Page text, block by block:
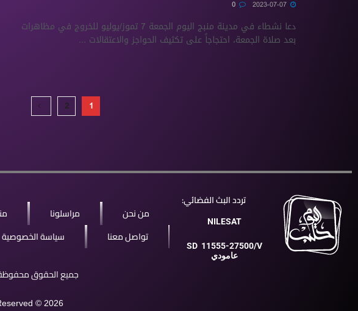
دعا نشطاء في مدينة منبج اليوم الجمعة 7 تموز/يوليو للخروج في مظاهرات
بعد صلاة الجمعة، احتجاجاً على تكثيف الحواجز والاعتقالات ...
1
2
تردد البث الفضائي:
NILESAT
SD 11555-27500/V
عامودي
من نحن مراسلونا
تواصل معنا
سياسة الخصوصية
جميع الحقوق محفوظة
© 2026